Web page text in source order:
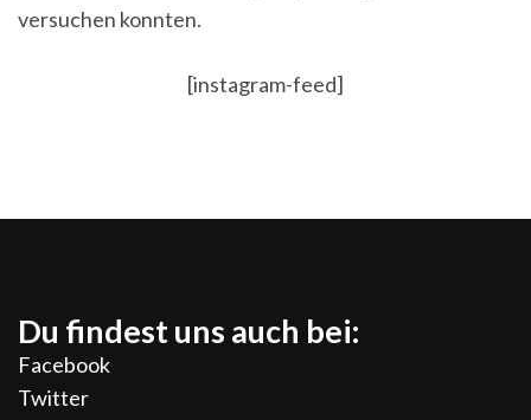
versuchen konnten.
[instagram-feed]
Du findest uns auch bei:
Facebook
Twitter